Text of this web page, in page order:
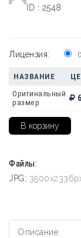
ID : 2548
Лицензия:
НАЗВАНИЕ
Оригинальный
размер
Файлы:
JPG:
Описание